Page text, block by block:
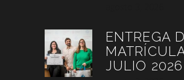
ENTREGA
JULIO 2026